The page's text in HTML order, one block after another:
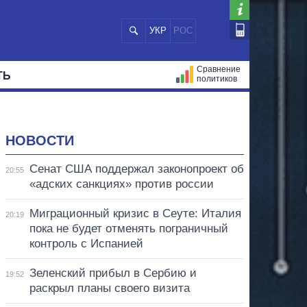
УКР РОС
Сравнение
политиков
НОВОСТИ
20:55
Сенат США поддержал законопроект об
«адских санкциях» против россии
20:19
Миграционный кризис в Сеуте: Италия
пока не будет отменять пограничный
контроль с Испанией
19:52
Зеленский прибыл в Сербию и
раскрыл планы своего визита